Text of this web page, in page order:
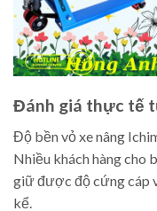
Đánh giá thực tế
Độ bền vỏ xe nâng
Nhiều khách hàng cho
giữ được độ cứng cáp
kể.